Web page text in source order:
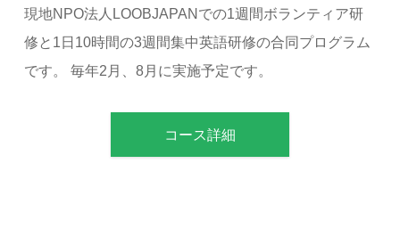
現地NPO法人LOOBJAPANでの1週間ボランティア研
修と1日10時間の3週間集中英語研修の合同プログラム
です。 毎年2月、8月に実施予定です。
コース詳細